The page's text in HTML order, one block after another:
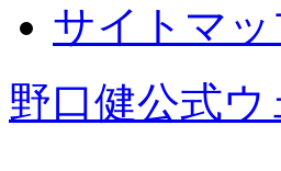
サイトマ
野口健公式ウ